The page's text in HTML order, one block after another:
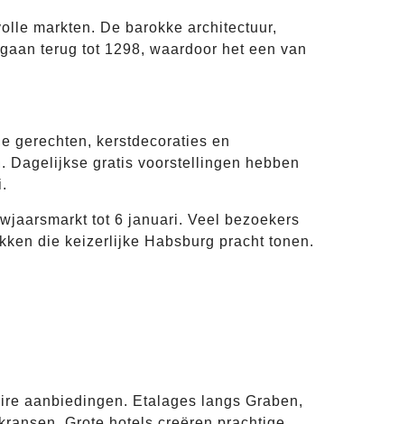
markten. De barokke architectuur,
terug tot 1298, waardoor het een van
gerechten, kerstdecoraties en
Dagelijkse gratis voorstellingen hebben
tot 6 januari. Veel bezoekers
die keizerlijke Habsburg pracht tonen.
aanbiedingen. Etalages langs Graben,